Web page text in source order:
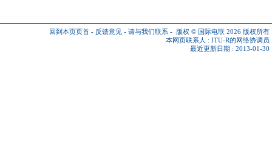
回到本页页首 - 反馈意见 - 请与我们联系 - 版权 © 国际电联 2026 版权所有
本网页联系人 : ITU-R的网络协调员
最近更新日期 : 2013-01-30